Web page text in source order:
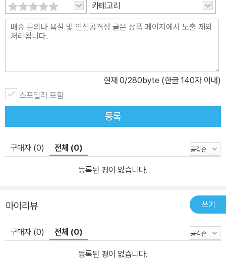
카테고리
현재 0/280byte (한글 140자 이내)
스포일러 포함
등록
구매자 (0) 전체 (0)
등록된 평이 없습니다.
마이리뷰 쓰기
구매자 (0) 전체 (0)
등록된 평이 없습니다.